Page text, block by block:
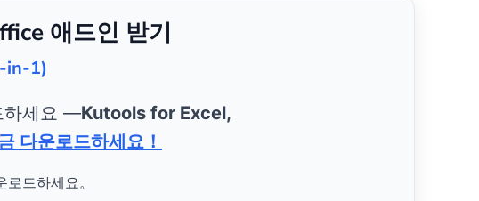
애드인 받기
in-1)
하세요 —Kutools for Excel,
다운로드하세요！
드하세요。